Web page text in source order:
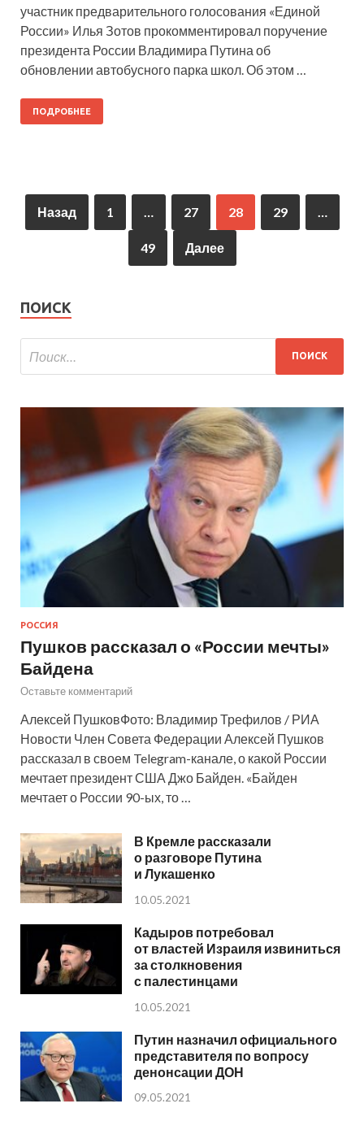
участник предварительного голосования «Единой
России» Илья Зотов прокомментировал поручение
президента России Владимира Путина об
обновлении автобусного парка школ. Об этом …
ПОДРОБНЕЕ
Назад 1 … 27 28 29 …
49 Далее
ПОИСК
РОССИЯ
Пушков рассказал о «России мечты»
Байдена
Оставьте комментарий
Алексей ПушковФото: Владимир Трефилов / РИА
Новости Член Совета Федерации Алексей Пушков
рассказал в своем Telegram-канале, о какой России
мечтает президент США Джо Байден. «Байден
мечтает о России 90-ых, то …
В Кремле рассказали
о разговоре Путина
и Лукашенко
10.05.2021
Кадыров потребовал
от властей Израиля извиниться
за столкновения
с палестинцами
10.05.2021
Путин назначил официального
представителя по вопросу
денонсации ДОН
09.05.2021